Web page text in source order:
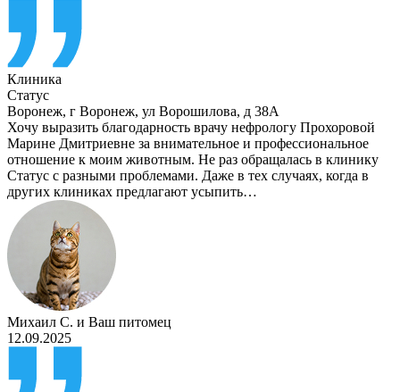
Клиника
Статус
Воронеж, г Воронеж, ул Ворошилова, д 38А
Хочу выразить благодарность врачу нефрологу Прохоровой
Марине Дмитриевне за внимательное и профессиональное
отношение к моим животным. Не раз обращалась в клинику
Статус с разными проблемами. Даже в тех случаях, когда в
других клиниках предлагают усыпить…
Михаил С. и Ваш питомец
12.09.2025